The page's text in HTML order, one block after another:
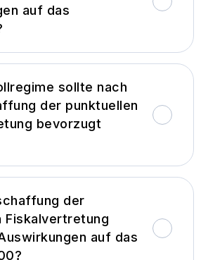
auf das
sollte nach
der punktuellen
bevorzugt
der
Fiskalvertretung
auf das